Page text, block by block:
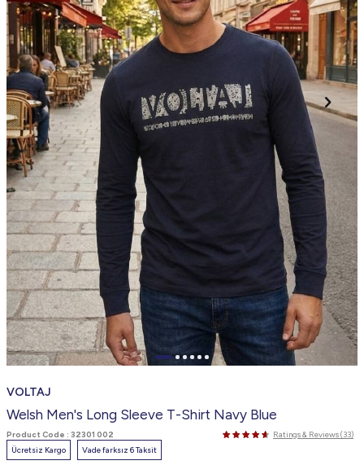
VOLTAJ
Welsh Men's Long Sleeve T-Shirt Navy Blue
Product Code : 32301 002
Ratings & Reviews (33)
Ücretsiz Kargo
Vade farksız 6 Taksit